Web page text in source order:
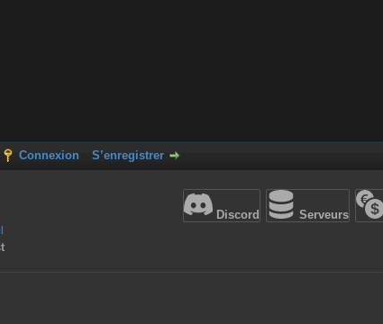
Connexion S’enregistrer
Discord Serveurs